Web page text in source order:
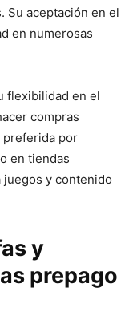
Su aceptación en el
en numerosas
flexibilidad en el
compras
preferida por
en tiendas
juegos y contenido
y
prepago